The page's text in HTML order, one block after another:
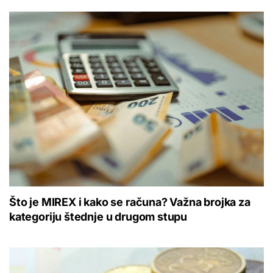
Što je MIREX i kako se računa? Važna brojka za
kategoriju štednje u drugom stupu